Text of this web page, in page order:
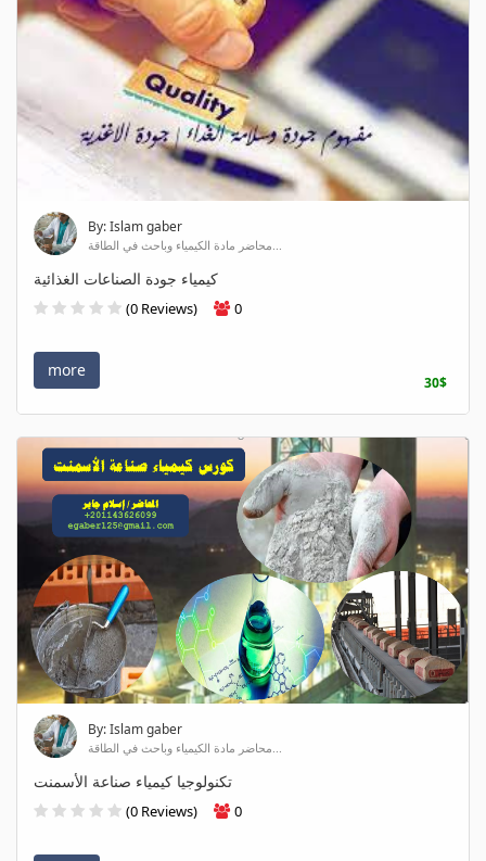
By: Islam gaber
محاضر مادة الكيمياء وباحث في الطاقة...
كيمياء جودة الصناعات الغذائية
(0 Reviews) 0
more
30$
By: Islam gaber
محاضر مادة الكيمياء وباحث في الطاقة...
تكنولوجيا كيمياء صناعة الأسمنت
(0 Reviews) 0